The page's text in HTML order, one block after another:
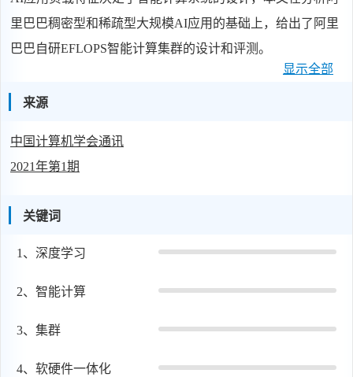
里巴巴稠密型和稀疏型大规模AI应用的基础上，给出了阿里
巴巴自研EFLOPS智能计算集群的设计和评测。
显示全部
来源
中国计算机学会通讯
2021年第1期
关键词
1、 深度学习
2、 智能计算
3、 集群
4、 软硬件一体化